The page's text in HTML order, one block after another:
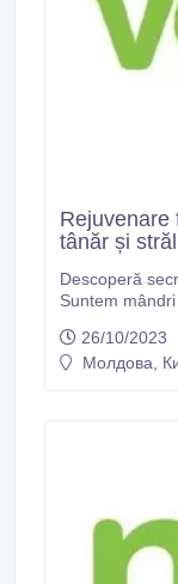
Rejuvenare
tânăr și
Descoperă
Suntem
feței până la
facială. Cu
26/10/2023
Молдова,